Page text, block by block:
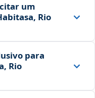
um
Rio
para
Rio